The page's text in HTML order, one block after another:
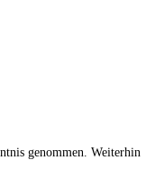
genommen. Weiterhin